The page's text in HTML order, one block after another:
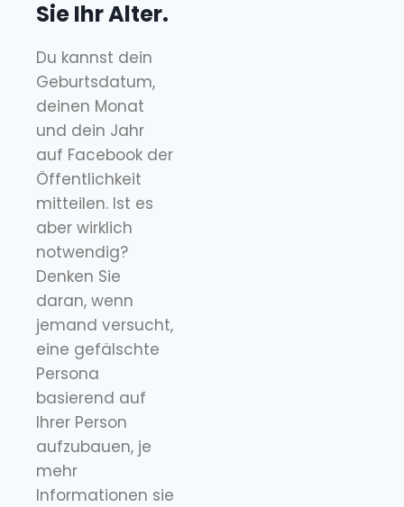
Sie Ihr Alter.
Du kannst dein
Geburtsdatum,
deinen Monat
und dein Jahr
auf Facebook der
Öffentlichkeit
mitteilen. Ist es
aber wirklich
notwendig?
Denken Sie
daran, wenn
jemand versucht,
eine gefälschte
Persona
basierend auf
Ihrer Person
aufzubauen, je
mehr
Informationen sie